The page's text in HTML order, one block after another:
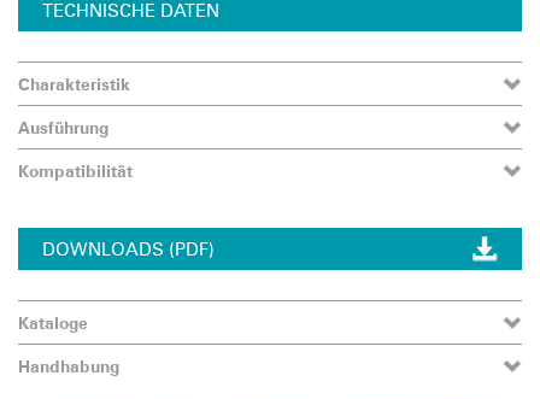
TECHNISCHE DATEN
Charakteristik
Ausführung
Kompatibilität
DOWNLOADS (PDF)
Kataloge
Handhabung